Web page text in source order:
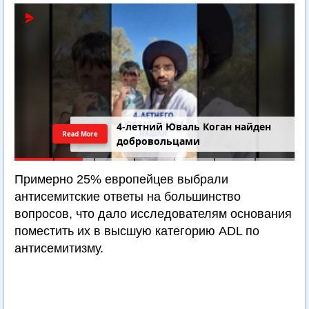
4-летний Юваль Коган найден
добровольцами
Read More
Примерно 25% европейцев выбрали
антисемитские ответы на большинство
вопросов, что дало исследователям основания
поместить их в высшую категорию ADL по
антисемитизму.